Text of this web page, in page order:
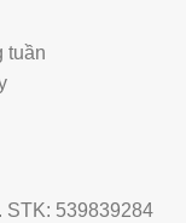
tuần
STK: 539839284